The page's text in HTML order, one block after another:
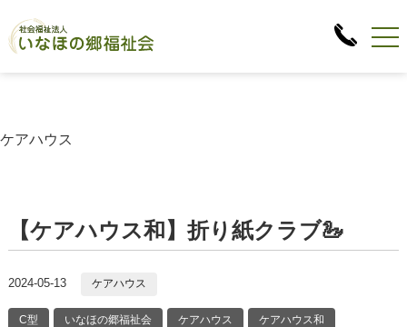
ケアハウス
【ケアハウス和】折り紙クラブ🦢
2024-05-13 ケアハウス
C型 いなほの郷福祉会 ケアハウス ケアハウス和